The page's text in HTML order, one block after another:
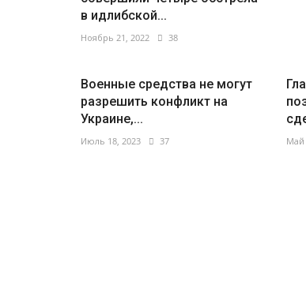
в идлибской...
Ноябрь 21, 2022 38
Военные средства не могут
разрешить конфликт на
Украине,...
Июль 18, 2023 37 Май